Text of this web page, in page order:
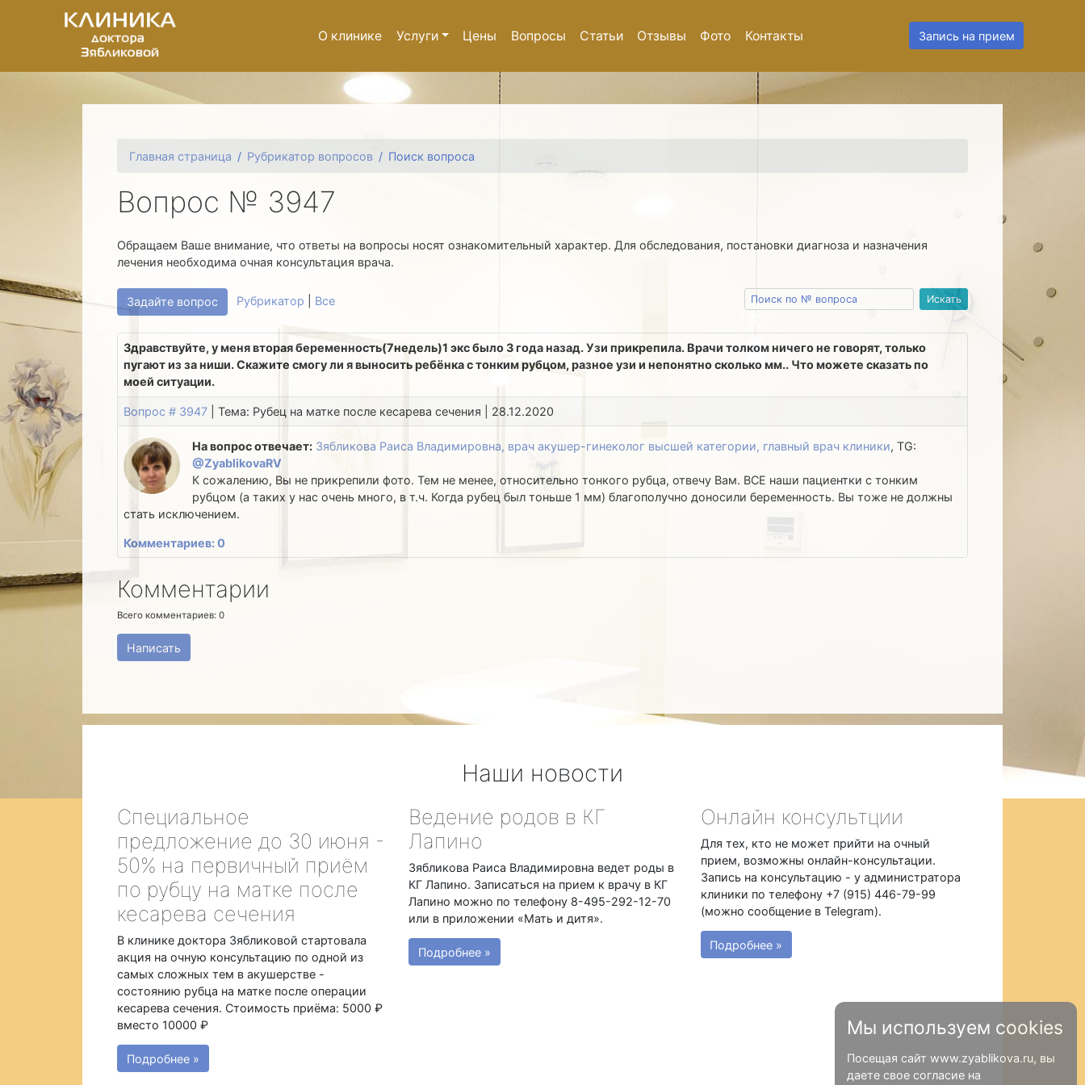
О клинике Услуги Цены Вопросы Статьи Отзывы Фото Контакты Запись на прием
Главная страница Рубрикатор вопросов Поиск вопроса
Вопрос № 3947
Обращаем Ваше внимание, что ответы на вопросы носят ознакомительный характер. Для обследования, постановки диагноза и назначения
лечения необходима очная консультация врача.
Задайте вопрос Рубрикатор Все
Здравствуйте, у меня вторая беременность(7недель)1 экс было 3 года назад. Узи прикрепила. Врачи толком ничего не говорят, только
пугают из за ниши. Скажите смогу ли я выносить ребёнка с тонким рубцом, разное узи и непонятно сколько мм.. Что можете сказать по
моей ситуации.
Вопрос # 3947 | Тема: Рубец на матке после кесарева сечения | 28.12.2020
На вопрос отвечает: Зябликова Раиса Владимировна, врач акушер-гинеколог высшей категории, главный врач клиники, TG:
@ZyablikovaRV
К сожалению, Вы не прикрепили фото. Тем не менее, относительно тонкого рубца, отвечу Вам. ВСЕ наши пациентки с тонким
рубцом (а таких у нас очень много, в т.ч. Когда рубец был тоньше 1 мм) благополучно доносили беременность. Вы тоже не должны
стать исключением.
Комментариев: 0
Комментарии
Всего комментариев:0
Написать
Наши новости
Специальное
предложение до 30 июня -
50% на первичный приём
по рубцу на матке после
кесарева сечения
В клинике доктора Зябликовой стартовала
акция на очную консультацию по одной из
самых сложных тем в акушерстве -
состоянию рубца на матке после операции
кесарева сечения. Стоимость приёма: 5000 ₽
вместо 10000 ₽
Подробнее »
Ведение родов в КГ
Лапино
Зябликова Раиса Владимировна ведет роды в
КГ Лапино. Записаться на прием к врачу в КГ
Лапино можно по телефону 8-495-292-12-70
или в приложении «Мать и дитя».
Подробнее »
Онлайн консультции
Для тех, кто не может прийти на очный
прием, возможны онлайн-консультации.
Запись на консультацию - у администратора
клиники по телефону +7 (915) 446-79-99
(можно сообщение в Telegram).
Подробнее »
Мы используем cookies
Посещая сайт www.zyablikova.ru, вы
даете свое согласие на